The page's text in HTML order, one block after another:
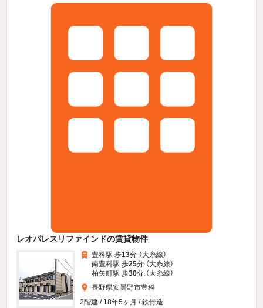
レオパレスリファインドの賃貸物件
豊科駅 歩13分 （大糸線）
南豊科駅 歩25分 （大糸線）
柏矢町駅 歩30分 （大糸線）
長野県安曇野市豊科
2階建 / 18年5ヶ月 / 鉄骨造